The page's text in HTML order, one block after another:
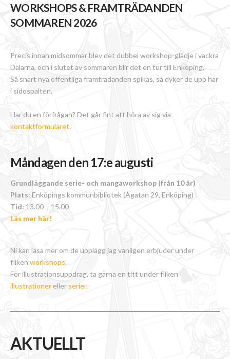
WORKSHOPS & FRAMTRÄDANDEN
SOMMAREN 2026
Precis innan midsommar blev det dubbel workshop-glädje i vackra
Dalarna, och i slutet av sommaren blir det en tur till Enköping.
Så snart nya offentliga framträdanden spikas, så dyker de upp här
i sidospalten.
Har du en förfrågan? Det går fint att höra av sig via
kontaktformuläret.
Måndagen den 17:e augusti
Grundläggande serie- och mangaworkshop (från 10 år)
Plats: Enköpings kommunbibliotek (Ågatan 29, Enköping)
Tid: 13.00 – 15.00
Läs mer här!
Ni kan läsa mer om de upplägg jag vanligen erbjuder under
fliken workshops.
För illustrationsuppdrag, ta gärna en titt under fliken
illustrationer eller serier.
AKTUELLT